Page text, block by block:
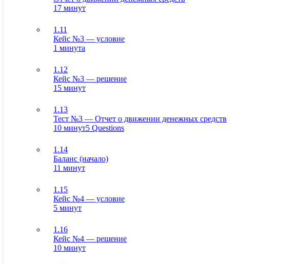
17 минут
1.11
Кейс №3 — условие
1 минута
1.12
Кейс №3 — решение
15 минут
1.13
Тест №3 — Отчет о движении денежных средств
10 минут5 Questions
1.14
Баланс (начало)
11 минут
1.15
Кейс №4 — условие
5 минут
1.16
Кейс №4 — решение
10 минут